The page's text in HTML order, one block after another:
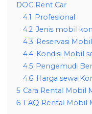
DOC Rent Car
4.1 Profesional
4.2 Jenis mobil
4.3 Reservasi
4.4 Kondisi Mobil
4.5 Pengemudi
4.6 Harga sewa
5 Cara Rental Mobil
6 FAQ Rental Mobil